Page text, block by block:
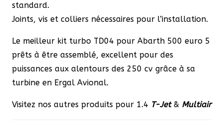
standard.
Joints, vis et colliers nécessaires pour l’installation.
Le meilleur kit turbo TD04 pour Abarth 500 euro 5
prêts à être assemblé, excellent pour des
puissances aux alentours des 250 cv grâce à sa
turbine en Ergal Avional.
Visitez nos autres produits pour 1.4 T-Jet& Multiair